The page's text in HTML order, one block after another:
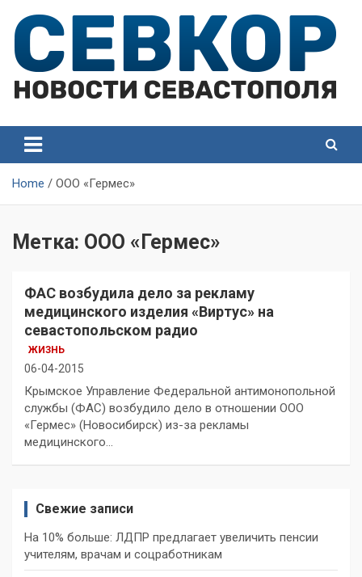
content
Севастополя
Севастополя
Home ООО «Гермес»
Метка: ООО «Гермес»
ФАС возбудила дело за рекламу
медицинского изделия «Виртус» на
севастопольском радио
ЖИЗНЬ
06-04-2015
Крымское Управление Федеральной антимонопольной
службы (ФАС) возбудило дело в отношении ООО
«Гермес» (Новосибирск) из-за рекламы
медицинского…
Свежие записи
На 10% больше: ЛДПР предлагает увеличить пенсии
учителям, врачам и соцработникам